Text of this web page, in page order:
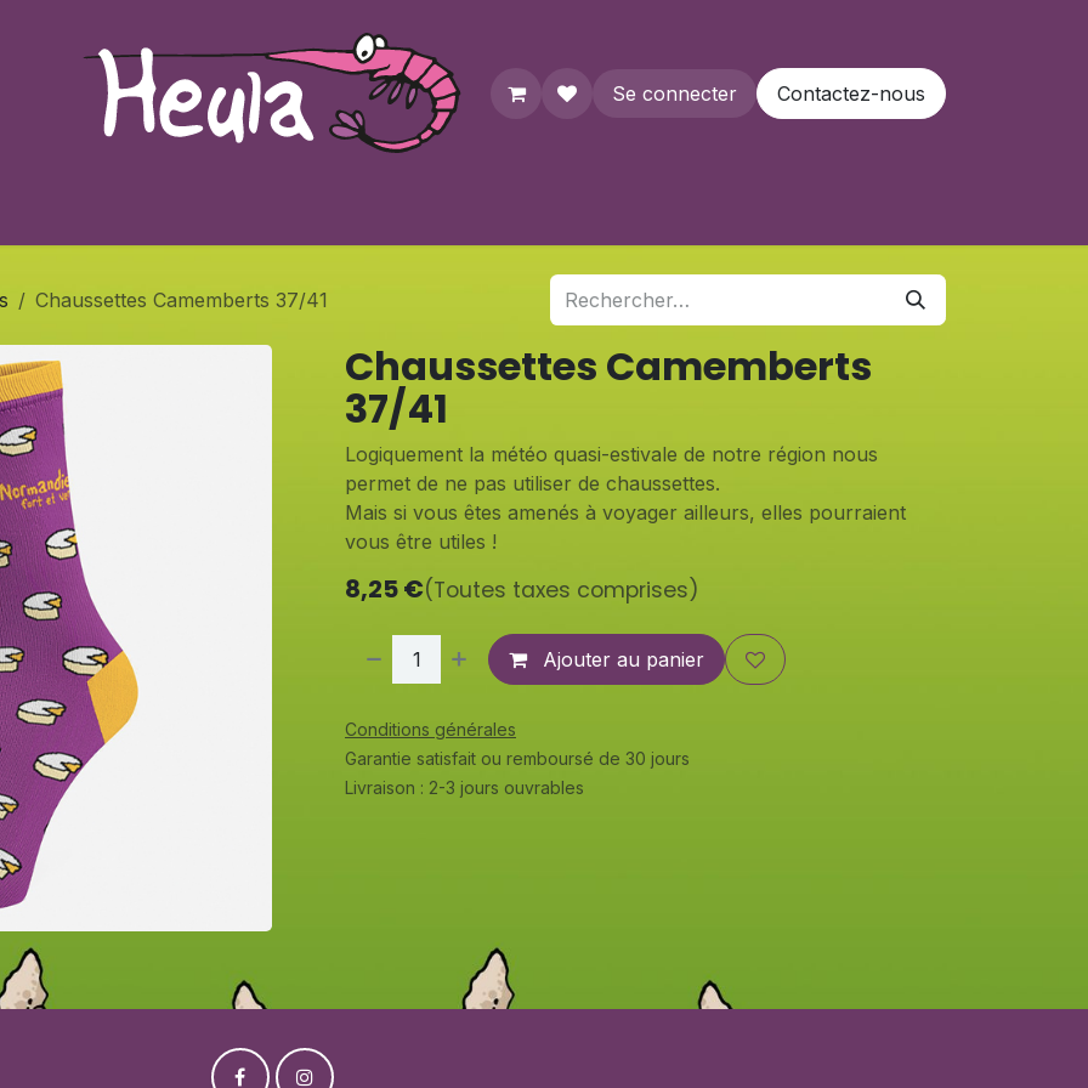
Se connecter Contactez-nous
Chaussettes Camemberts 37/41
Chaussettes Camemberts
37/41
Logiquement la météo quasi-estivale de notre région nous
permet de ne pas utiliser de chaussettes.
Mais si vous êtes amenés à voyager ailleurs, elles pourraient
vous être utiles !
8,25€(Toutes taxes comprises)
Ajouter au panier
Conditions générales
Garantie satisfait ou remboursé de 30 jours
Livraison : 2-3 jours ouvrables